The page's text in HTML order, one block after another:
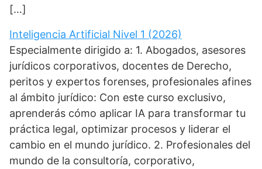
[…]
Inteligencia Artificial Nivel 1 (2026)
Especialmente dirigido a: 1. Abogados, asesores
jurídicos corporativos, docentes de Derecho,
peritos y expertos forenses, profesionales afines
al ámbito jurídico: Con este curso exclusivo,
aprenderás cómo aplicar IA para transformar tu
práctica legal, optimizar procesos y liderar el
cambio en el mundo jurídico. 2. Profesionales del
mundo de la consultoría, corporativo,